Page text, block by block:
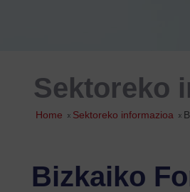
Sektoreko
Home » Sektoreko informazioa »
Bizkaiko